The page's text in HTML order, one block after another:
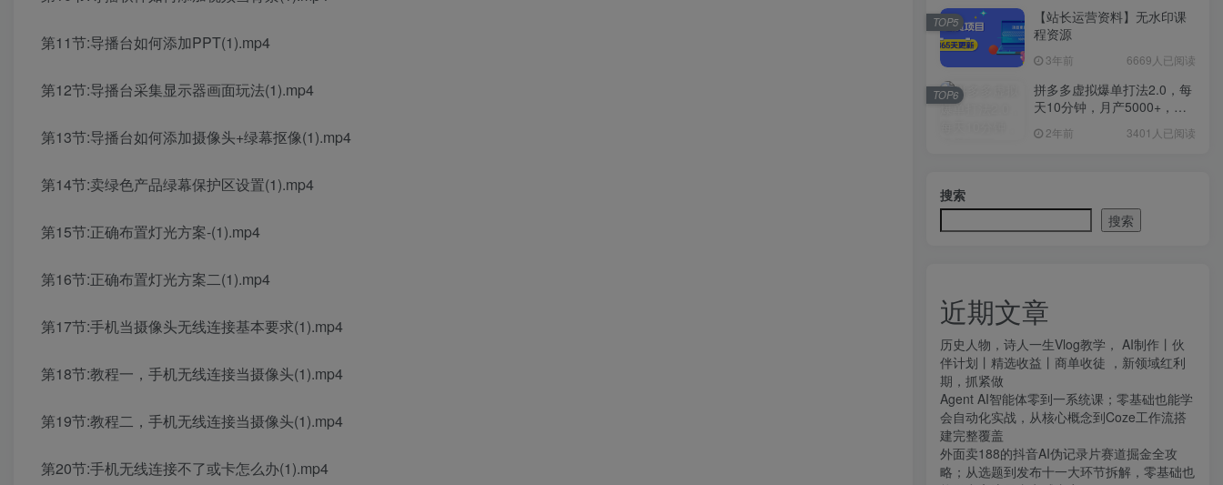
第11节:导播台如何添加PPT(1).mp4
第12节:导播台采集显示器画面玩法(1).mp4
第13节:导播台如何添加摄像头+绿幕抠像(1).mp4
第14节:卖绿色产品绿幕保护区设置(1).mp4
第15节:正确布置灯光方案-(1).mp4
第16节:正确布置灯光方案二(1).mp4
第17节:手机当摄像头无线连接基本要求(1).mp4
第18节:教程一，手机无线连接当摄像头(1).mp4
第19节:教程二，手机无线连接当摄像头(1).mp4
第20节:手机无线连接不了或卡怎么办(1).mp4
【站长运营资料】无水印课
程资源
3年前 6669人已阅读
TOP5
拼多多虚拟爆单打法2.0，每
天10分钟，月产5000+，从0
2年前 3401人已阅读
TOP6
搜索
搜索
近期文章
历史人物，诗人一生Vlog教学， AI制作丨伙
伴计划丨精选收益丨商单收徒 ，新领域红利
期，抓紧做
Agent AI智能体零到一系统课；零基础也能学
会自动化实战，从核心概念到Coze工作流搭
建完整覆盖
外面卖188的抖音AI伪记录片赛道掘金全攻
略；从选题到发布十一大环节拆解，零基础也